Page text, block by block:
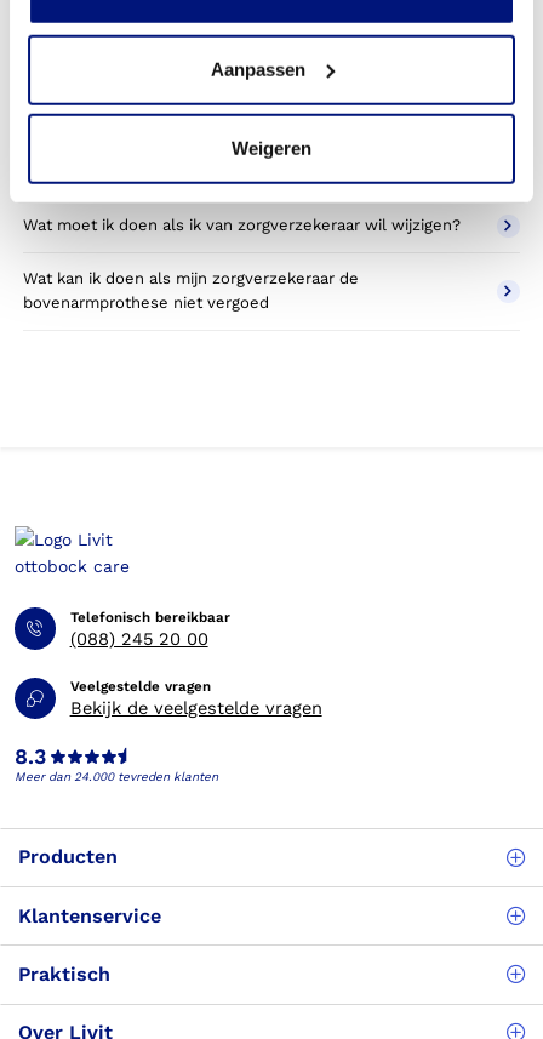
Aanpassen
Weigeren
Wat valt er binnen de vergoeding van een
bovenarmprothese?
betaald door mijn zorgverzekering?
Wat moet ik doen als ik van zorgverzekeraar wil wijzigen?
Wat kan ik doen als mijn zorgverzekeraar de
bovenarmprothese niet vergoed
Telefonisch bereikbaar
(088) 245 20 00
Veelgestelde vragen
Bekijk de veelgestelde vragen
8.3
Meer dan 24.000 tevreden klanten
Producten
Klantenservice
Praktisch
Over Livit